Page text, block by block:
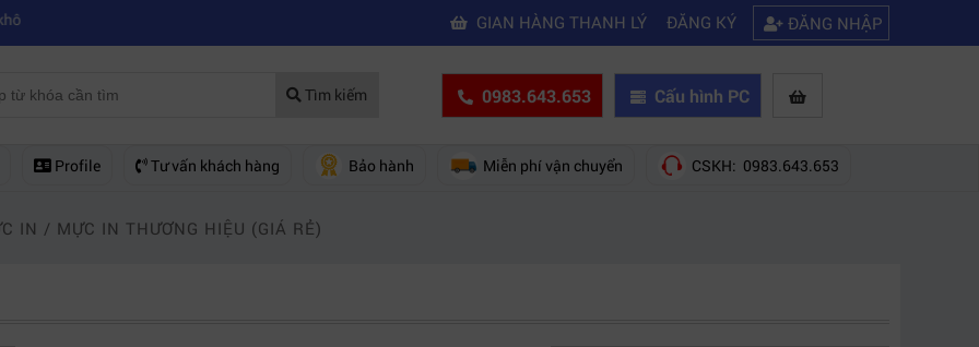
wifi Kinh nghiệm chọn mua máy quay phim giá rẻ bạn nên biết| Hướng dẫn tự build PC chơi game, tưởng không dễ mà dễ không tưởng
GIAN HÀNG THANH LÝ ĐĂNG KÝ ĐĂNG NHẬP
Tìm kiếm 0983.643.653 Cấu hình PC
Profile Tư vấn khách hàng Bảo hành Miễn phí vận chuyển CSKH: 0983.643.653
IN / MỰC IN THƯƠNG HIỆU (GIÁ RẺ)